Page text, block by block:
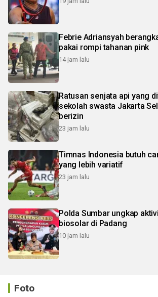
Febrie Adriansyah
pakai rompi tahanan pink
14 jam lalu
Ratusan senjata api yang
sekolah swasta Jakarta
berizin
23 jam lalu
Timnas Indonesia butuh
yang lebih variatif
23 jam lalu
Polda Sumbar ungkap
biosolar di Padang
10 jam lalu
Foto